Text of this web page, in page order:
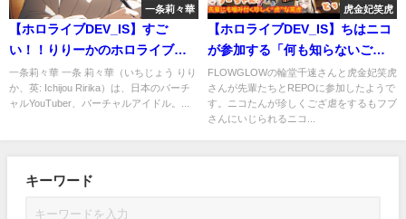
一条莉々華
【ホロライブDEV_IS】すご
い！！りりーかのホロライブ共
通テストが高得点！！！ #一条
莉々華 #ホロライブ共通テスト
一条莉々華 一条 莉々華（いちじょう りり
か、英: Ichijou Ririka）は、日本のバーチ
ャルYouTuber、バーチャルアイドル。...
虎金妃笑虎
【ホロライブDEV_IS】ちはニコ
が参加する「何も知らないござ
るさん」と「白い悪魔」 #輪堂
千速 #虎金妃笑虎
FLOWGLOWの輪堂千速さんと虎金妃笑虎
さんが先輩たちとREPOに参加したようで
す。ニコたんが珍しくござ虐をするもフブ
さんにいじられるニコ...
キーワード